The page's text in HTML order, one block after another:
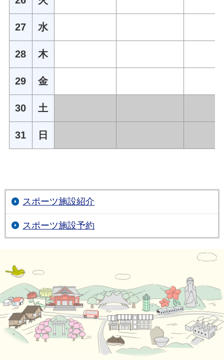
27 水
28 木
29 金
30 土
31 日
スポーツ施設紹介
スポーツ施設予約